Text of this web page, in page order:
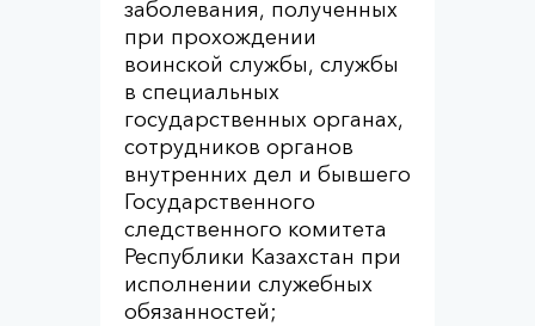
заболевания, полученных
при прохождении
воинской службы, службы
в специальных
государственных органах,
сотрудников органов
внутренних дел и бывшего
Государственного
следственного комитета
Республики Казахстан при
исполнении служебных
обязанностей;